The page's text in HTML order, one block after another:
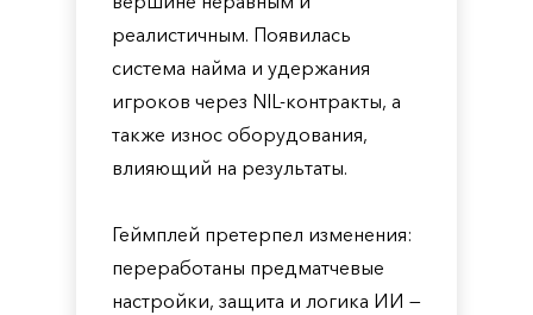
реалистичным. Появилась
система найма и удержания
игроков через NIL-контракты, а
также износ оборудования,
влияющий на результаты.
Геймплей претерпел изменения:
переработаны предматчевые
настройки, защита и логика ИИ —